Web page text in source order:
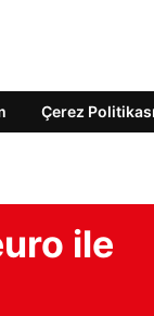
Çerez Politikası
ile